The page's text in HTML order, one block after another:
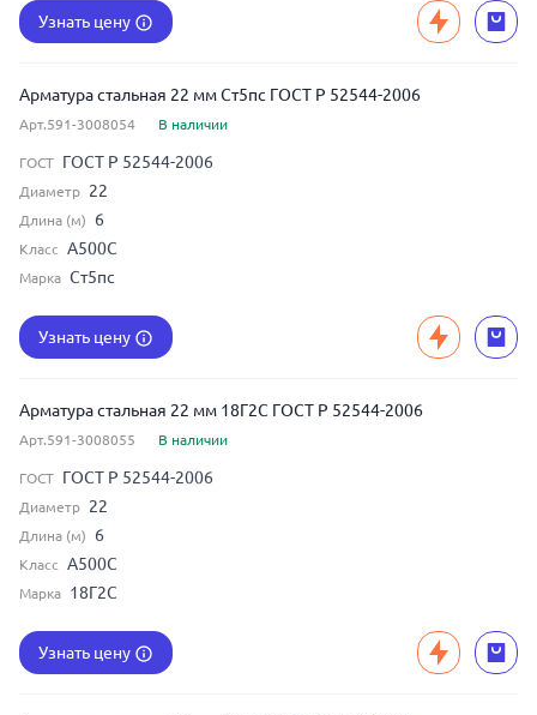
Узнать цену
Арматура стальная 22 мм Ст5пс ГОСТ Р 52544-2006
Арт.591-3008054 В наличии
ГОСТ ГОСТ Р 52544-2006
Диаметр 22
Длина (м) 6
Класс А500С
Марка Ст5пс
Узнать цену
Арматура стальная 22 мм 18Г2С ГОСТ Р 52544-2006
Арт.591-3008055 В наличии
ГОСТ ГОСТ Р 52544-2006
Диаметр 22
Длина (м) 6
Класс А500С
Марка 18Г2С
Узнать цену